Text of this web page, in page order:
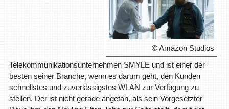
© Amazon Studios
Telekommunikationsunternehmen SMYLE und ist einer der
besten seiner Branche, wenn es darum geht, den Kunden
schnellstes und zuverlässigstes WLAN zur Verfügung zu
stellen. Der ist nicht gerade angetan, als sein Vorgesetzter